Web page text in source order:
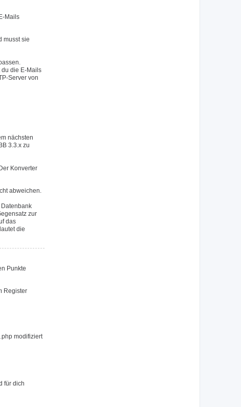
Mails
musst sie
die E-Mails
Server von
nächsten
3.3.x zu
Konverter
abweichen.
zur
das
die
Punkte
Register
modifiziert
für dich